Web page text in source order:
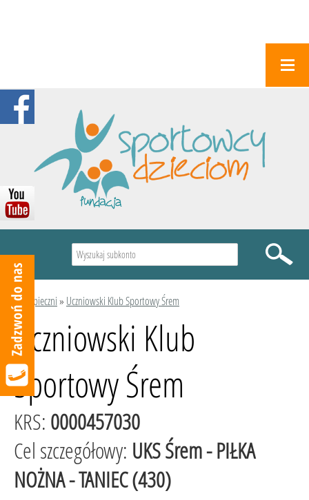
Podopieczni» Uczniowski Klub Sportowy Śrem
Uczniowski Klub
Sportowy Śrem
KRS: 0000457030
Cel szczegółowy: UKS Śrem - PIŁKA
NOŻNA - TANIEC (430)